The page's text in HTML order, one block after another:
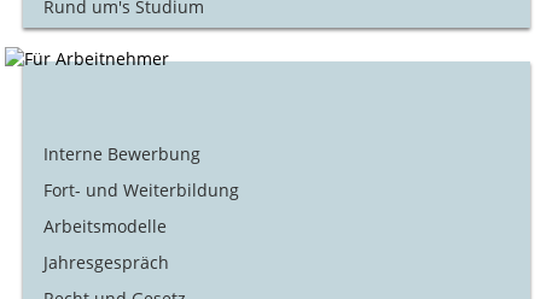
Rund um's Studium
Interne Bewerbung
Fort- und Weiterbildung
Arbeitsmodelle
Jahresgespräch